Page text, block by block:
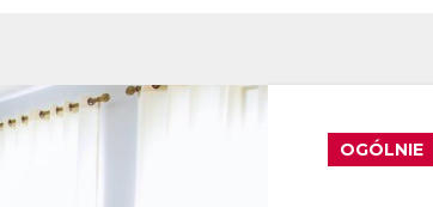
OGÓLNIE